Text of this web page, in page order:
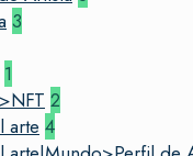
3
1
2
arte 4